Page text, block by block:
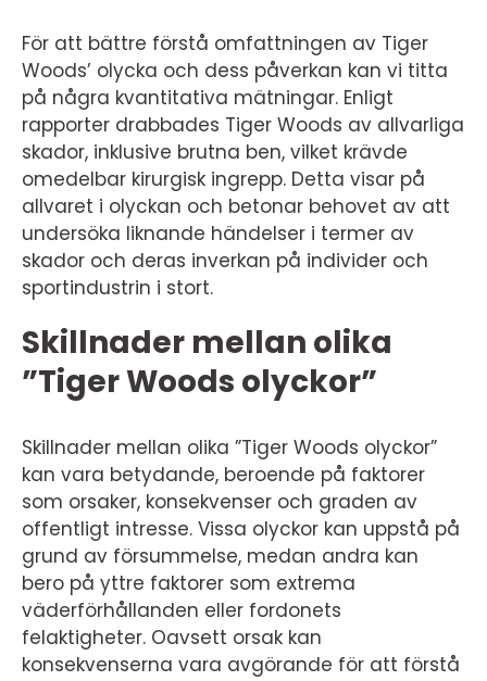
För att bättre förstå omfattningen av Tiger
Woods’ olycka och dess påverkan kan vi titta
på några kvantitativa mätningar. Enligt
rapporter drabbades Tiger Woods av allvarliga
skador, inklusive brutna ben, vilket krävde
omedelbar kirurgisk ingrepp. Detta visar på
allvaret i olyckan och betonar behovet av att
undersöka liknande händelser i termer av
skador och deras inverkan på individer och
sportindustrin i stort.
Skillnader mellan olika
”Tiger Woods olyckor”
Skillnader mellan olika ”Tiger Woods olyckor”
kan vara betydande, beroende på faktorer
som orsaker, konsekvenser och graden av
offentligt intresse. Vissa olyckor kan uppstå på
grund av försummelse, medan andra kan
bero på yttre faktorer som extrema
väderförhållanden eller fordonets
felaktigheter. Oavsett orsak kan
konsekvenserna vara avgörande för att förstå